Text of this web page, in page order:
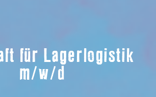
für Lagerlogistik
m/w/d